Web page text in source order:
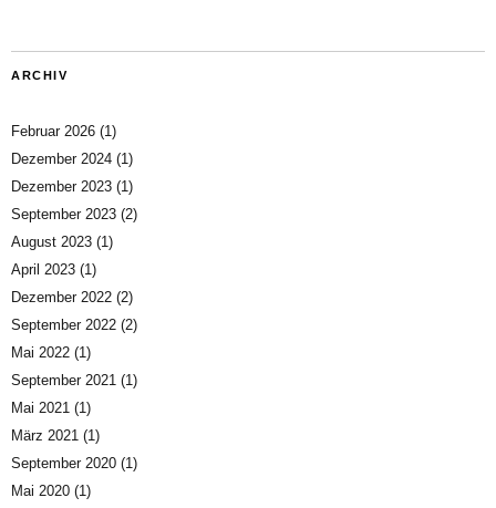
ARCHIV
Februar 2026 (1)
Dezember 2024 (1)
Dezember 2023 (1)
September 2023 (2)
August 2023 (1)
April 2023 (1)
Dezember 2022 (2)
September 2022 (2)
Mai 2022 (1)
September 2021 (1)
Mai 2021 (1)
März 2021 (1)
September 2020 (1)
Mai 2020 (1)